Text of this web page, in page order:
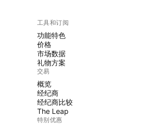
工具和订阅
功能特色
价格
市场数据
礼物方案
交易
概览
经纪商
经纪商比较
The Leap
特别优惠